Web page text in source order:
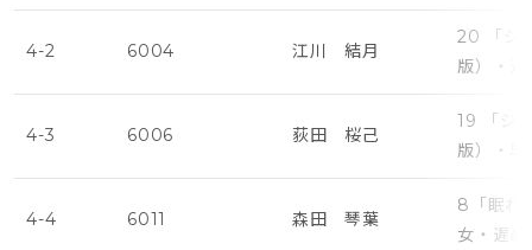
4-2 6004 江川 結月
20 「ジ
版）・遅
4-3 6006 荻田 桜己
19 「ジ
版）・早
4-4 6011 森田 琴葉
8「眠れ
女・遅め